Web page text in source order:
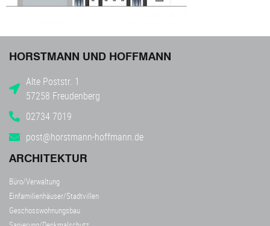
HORSTMANN UND HOFFMANN
Alte Poststr. 1
57258 Freudenberg
02734 7019
post@horstmann-hoffmann.de
ARCHITEKTUR
Büro/Verwaltung
Einfamilienhäuser/Stadtvillen
Geschosswohnungsbau